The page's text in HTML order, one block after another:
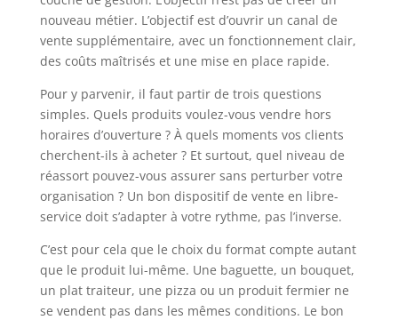
nouveau métier. L’objectif est d’ouvrir un canal de
vente supplémentaire, avec un fonctionnement clair,
des coûts maîtrisés et une mise en place rapide.
Pour y parvenir, il faut partir de trois questions
simples. Quels produits voulez-vous vendre hors
horaires d’ouverture ? À quels moments vos clients
cherchent-ils à acheter ? Et surtout, quel niveau de
réassort pouvez-vous assurer sans perturber votre
organisation ? Un bon dispositif de vente en libre-
service doit s’adapter à votre rythme, pas l’inverse.
C’est pour cela que le choix du format compte autant
que le produit lui-même. Une baguette, un bouquet,
un plat traiteur, une pizza ou un produit fermier ne
se vendent pas dans les mêmes conditions. Le bon